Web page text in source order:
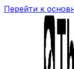
Перейти к